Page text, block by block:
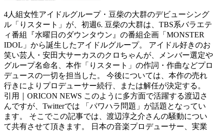
4人組女性アイドルグループ・豆柴の大群のデビューシング
ル「りスタート」が、初週6. 豆柴の大群は、TBS系バラエテ
ィ番組『水曜日のダウンタウン』の番組企画「MONSTER
IDOL」から誕生したアイドルグループ。 アイドル好きのお
笑い芸人・安田大サーカスのクロちゃんが、メンバー選定や
グループ名命名、本作「りスタート」の作詞・作曲などプロ
デュースの一切を担当した。 今後については、本作の売れ
行きによりプロデューサー続行、または解任が決定する。
引用｜ORICON NEWS このように多方面で活躍する渡辺さ
んですが、Twitterでは 「パワハラ問題」が話題となってい
ます。 そこでこの記事では、渡辺淳之介さんの騒動につい
て共有させて頂きます。 日本の音楽プロデューサー、実業